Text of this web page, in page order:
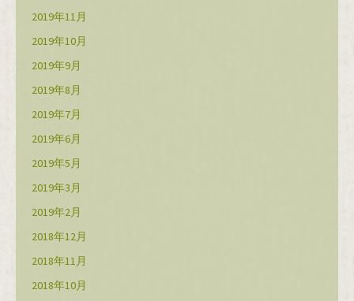
2019年11月
2019年10月
2019年9月
2019年8月
2019年7月
2019年6月
2019年5月
2019年3月
2019年2月
2018年12月
2018年11月
2018年10月